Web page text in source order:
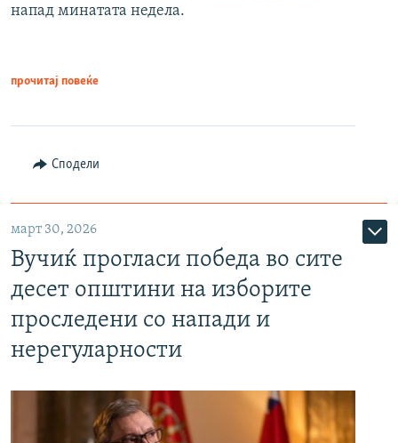
напад минатата недела.
прочитај повеќе
Сподели
март 30, 2026
Вучиќ прогласи победа во сите
десет општини на изборите
проследени со напади и
нерегуларности